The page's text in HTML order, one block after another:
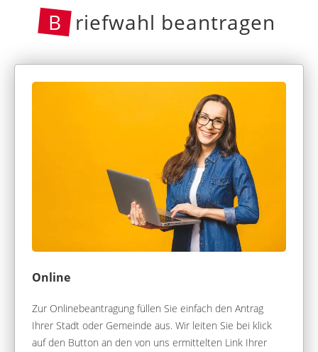
B riefwahl beantragen
Online
Zur Onlinebeantragung füllen Sie einfach den Antrag
Ihrer Stadt oder Gemeinde aus. Wir leiten Sie bei klick
auf den Button an den von uns ermittelten Link Ihrer